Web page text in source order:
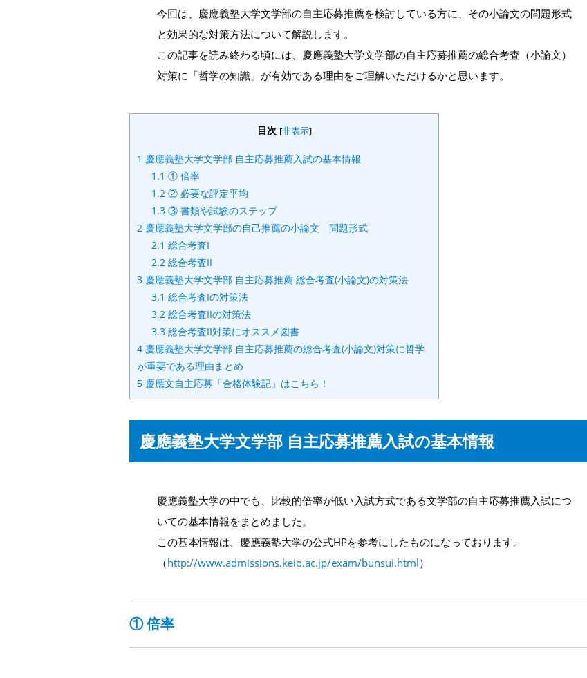
今回は、慶應義塾大学文学部の自主応募推薦を検討している方に、その小論文の問題形式
と効果的な対策方法について解説します。
この記事を読み終わる頃には、慶應義塾大学文学部の自主応募推薦の総合考査（小論文）
対策に「哲学の知識」が有効である理由をご理解いただけるかと思います。
目次 [非表示]
1 慶應義塾大学文学部 自主応募推薦入試の基本情報
1.1 ① 倍率
1.2 ② 必要な評定平均
1.3 ③ 書類や試験のステップ
2 慶應義塾大学文学部の自己推薦の小論文 問題形式
2.1 総合考査I
2.2 総合考査II
3 慶應義塾大学文学部 自主応募推薦 総合考査(小論文)の対策法
3.1 総合考査Iの対策法
3.2 総合考査IIの対策法
3.3 総合考査II対策にオススメ図書
4 慶應義塾大学文学部 自主応募推薦の総合考査(小論文)対策に哲学
が重要である理由まとめ
5 慶應文自主応募「合格体験記」はこちら！
慶應義塾大学文学部 自主応募推薦入試の基本情報
慶應義塾大学の中でも、比較的倍率が低い入試方式である文学部の自主応募推薦入試につ
いての基本情報をまとめました。
この基本情報は、慶應義塾大学の公式HPを参考にしたものになっております。
（http://www.admissions.keio.ac.jp/exam/bunsui.html）
① 倍率